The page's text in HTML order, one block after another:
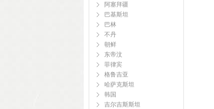
阿塞拜疆
巴基斯坦
巴林
不丹
朝鲜
东帝汶
菲律宾
格鲁吉亚
哈萨克斯坦
韩国
吉尔吉斯斯坦